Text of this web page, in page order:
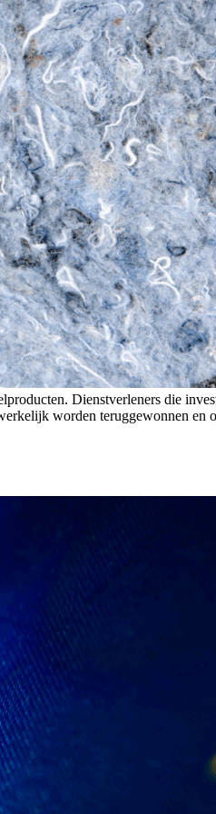
Dienstverleners die
worden teruggewonnen